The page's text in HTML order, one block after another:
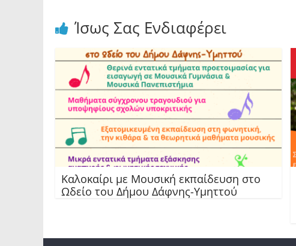
Ίσως Σας Ενδιαφέρει
Καλοκαίρι με Μουσική εκπαίδευση στο
Ωδείο του Δήμου Δάφνης-Υμηττού